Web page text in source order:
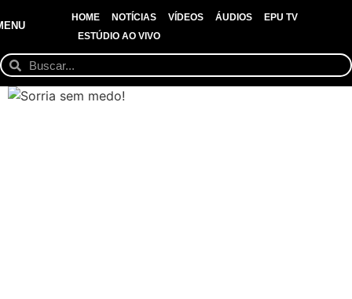
HOME NOTÍCIAS VÍDEOS ÁUDIOS
EPU TV
ESTÚDIO AO VIVO